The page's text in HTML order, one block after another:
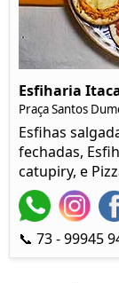
Esfiharia
Praça Santos
Esfihas
fechadas,
catupiry, e
📞 73 - 99945